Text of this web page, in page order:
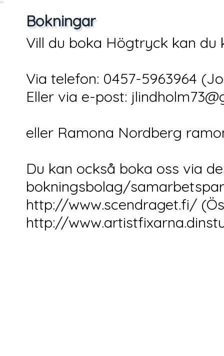
¨
Bokningar
Vill du boka Högtryck kan du
Via telefon: 0457-5963964
Eller via e-post:
eller Ramona Nordberg
Du kan också boka oss via
bokningsbolag/
http://www.scendraget.fi/
http://